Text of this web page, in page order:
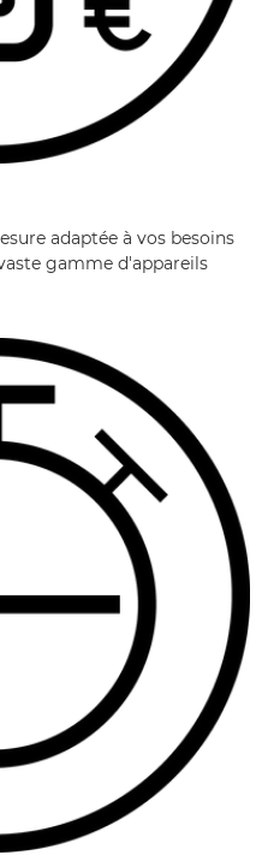
adaptée à vos besoins
gamme d'appareils